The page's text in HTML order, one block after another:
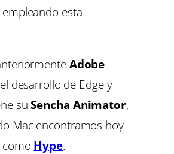
esta
Adobe
desarrollo de Edge y
suSencha Animator,
Mac encontramos hoy
Hype.